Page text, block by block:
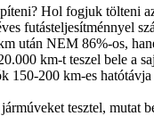
Hol fogjuk tölteni
futásteljesítménnyel
után NEM 86%-os,
km-t teszel bele a
150-200 km-es hatótávja
tesztel, mutat